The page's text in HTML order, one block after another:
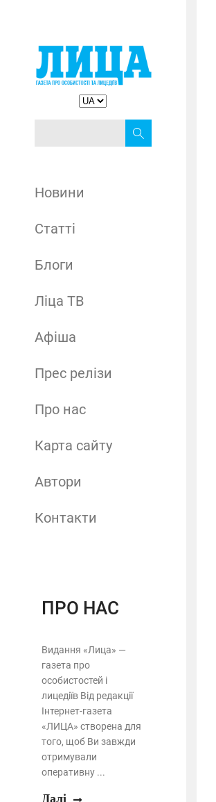
Новини
Статті
Блоги
Ліца ТВ
Афіша
Прес релізи
Про нас
Карта сайту
Автори
Контакти
ПРО НАС
Видання «Лица» —
газета про
особистостей і
лицедіїв Від редакції
Інтернет-газета
«ЛИЦА» створена для
того, щоб Ви завжди
отримували
оперативну ...
Далі